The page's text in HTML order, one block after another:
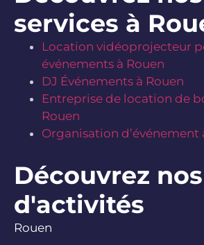
services à
Location vidéoprojecteur
événements à Rouen
DJ Événements à Rouen
Entreprise de location de
Rouen
Organisation d’événement
Découvrez
d'activités
Rouen